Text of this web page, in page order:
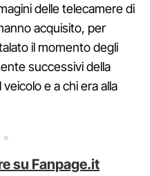
delle telecamere di
acquisito, per
il momento degli
successivi della
e a chi era alla
su Fanpage.it